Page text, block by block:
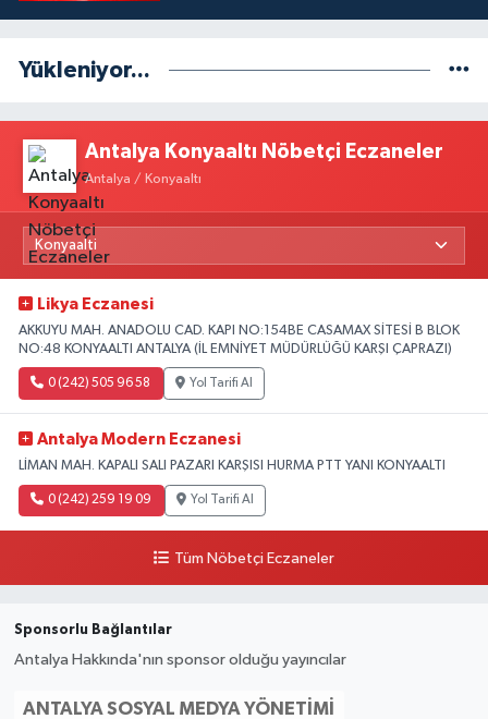
Yükleniyor...
Antalya Konyaaltı Nöbetçi Eczaneler
Antalya / Konyaaltı
Likya Eczanesi
AKKUYU MAH. ANADOLU CAD. KAPI NO:154BE CASAMAX SİTESİ B BLOK
NO:48 KONYAALTI ANTALYA (İL EMNİYET MÜDÜRLÜĞÜ KARŞI ÇAPRAZI)
0 (242) 505 96 58 Yol Tarifi Al
Antalya Modern Eczanesi
LİMAN MAH. KAPALI SALI PAZARI KARŞISI HURMA PTT YANI KONYAALTI
0 (242) 259 19 09 Yol Tarifi Al
Tüm Nöbetçi Eczaneler
Sponsorlu Bağlantılar
Antalya Hakkında'nın sponsor olduğu yayıncılar
ANTALYA SOSYAL MEDYA YÖNETIMI